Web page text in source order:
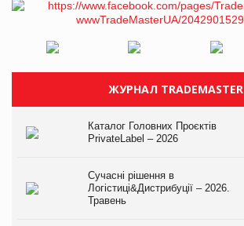
ЖУРНАЛ TRADEMASTER
Каталог Головних Проєктів
PrivateLabel – 2026
Сучасні рішення в
Логістиці&Дистрибуції – 2026.
Травень